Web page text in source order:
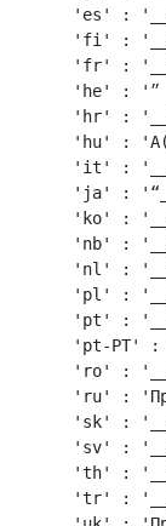
'es' :
'fi' :
'fr' :
    'he' : '״ __APPNAME__״ מבקש לבטל את הנעילה של העדפות ״אבטחה ופרטיות״.',
'hr' :
'hu' :
'it' :
'ja' :
'ko' :
'nb' :
'nl' :
'pl' :
'pt' :
'pt-PT' :
'ro' :
'ru' :
'sk' :
'sv' :
'th' :
'tr' :